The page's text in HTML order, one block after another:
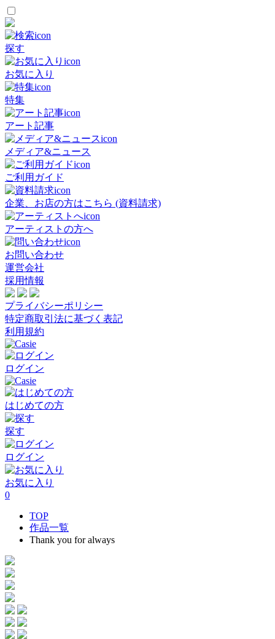
探す
お気に入り
特集
アート記事
メディア&ニュース
ご利用ガイド
企業、お店の方はこちら (資料請求)
アーティストの方へ
お問い合わせ
運営会社
採用情報
プライバシーポリシー
特定商取引法に基づく表記
利用規約
ログイン
はじめての方
探す
ログイン
お気に入り
0
TOP
作品一覧
Thank you for always